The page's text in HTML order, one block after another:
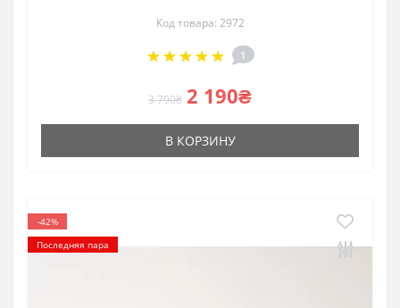
Код товара: 2972
1
3 790₴ 2 190₴
В КОРЗИНУ
-42%
Последняя пара